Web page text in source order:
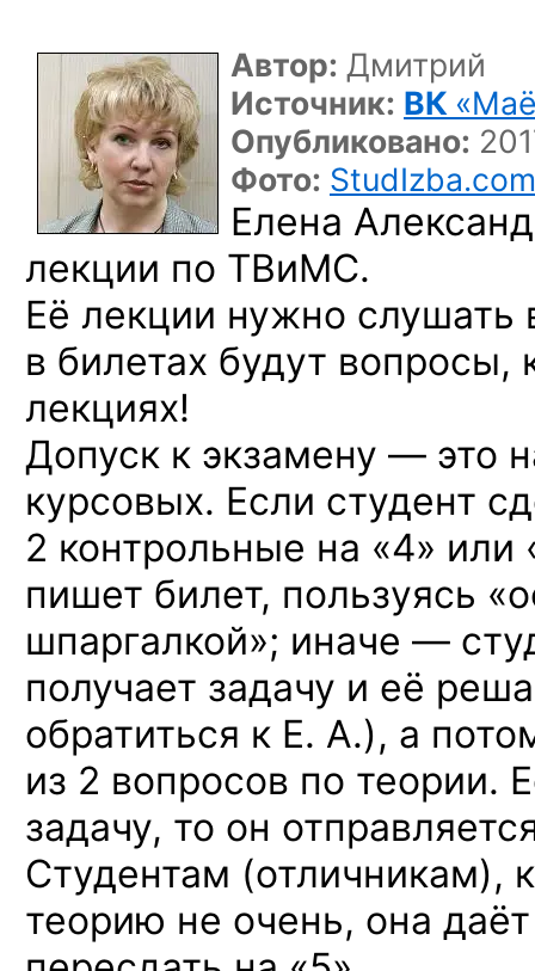
Автор: Дмитрий
Источник: ВК
Опубликовано:
Фото: StudIzba.com
Елена
лекции по ТВиМС.
Её лекции нужно слушать
в билетах будут
лекциях!
Допуск к экзамену — это
курсовых. Если студент
2 контрольные на «4» или
пишет билет, пользуясь
шпаргалкой»; иначе —
получает задачу и её
обратиться к Е. А.), а
из 2 вопросов по теории.
задачу, то он
Студентам (отличникам),
теорию не очень, она